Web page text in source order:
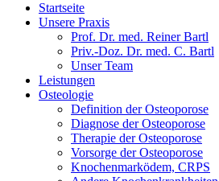
Startseite
Unsere Praxis
Prof. Dr. med. Reiner Bartl
Priv.-Doz. Dr. med. C. Bartl
Unser Team
Leistungen
Osteologie
Definition der Osteoporose
Diagnose der Osteoporose
Therapie der Osteoporose
Vorsorge der Osteoporose
Knochenmarködem, CRPS